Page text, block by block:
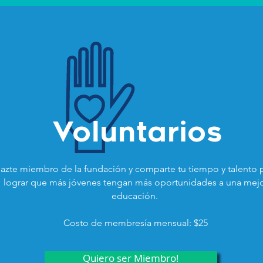
Voluntarios
miembro de la fundación y comparte tu tiempo y talento
lograr que más jóvenes tengan más oportunidades a una
educación.
Costo de membresía mensual: $25
Quiero ser Miembro!